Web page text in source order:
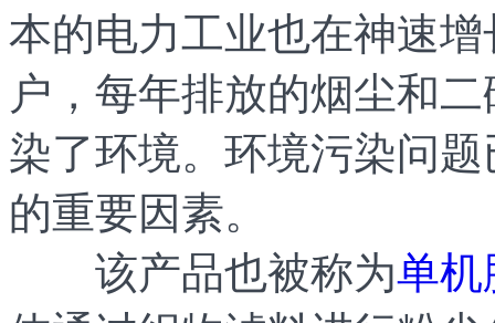
本的电力工业也在神速
户，每年排放的烟尘和
染了环境。环境污染问
的重要因素。
该产品也被称为单机